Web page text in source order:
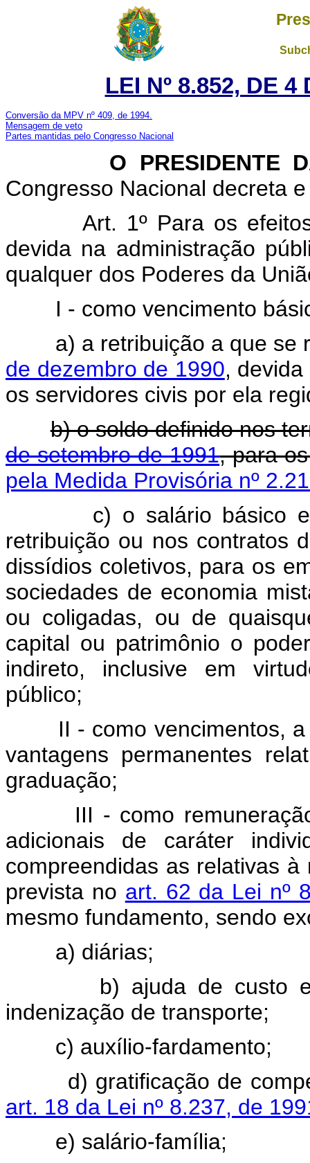
LEI Nº 8.852, DE 4
Conversão da MPV nº 409, de 1994.
Mensagem de veto
Partes mantidas pelo Congresso Nacional
O PRESIDENTE DA
Congresso Nacional decreta
Art. 1º Para os
devida na administração
qualquer dos Poderes da
I - como vencimento
a) a retribuição a que se
de dezembro de 1990,
os servidores civis por ela
b) o soldo definido nos
de setembro de 1991, para
pela Medida Provisória nº
c) o salário básico
retribuição ou nos contratos
dissídios coletivos, para os
sociedades de economia
ou coligadas, ou de
capital ou patrimônio o
indireto, inclusive em
público;
II - como vencimentos,
vantagens permanentes
graduação;
III - como
adicionais de caráter
compreendidas as relativas
prevista no art. 62 da Lei nº
mesmo fundamento, sendo
a) diárias;
b) ajuda de custo
indenização de transporte;
c) auxílio-fardamento;
d) gratificação de
art. 18 da Lei nº 8.237, de
e) salário-família;